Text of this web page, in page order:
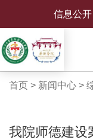
信息公开
首页 > 新闻中心>
我院师德建设